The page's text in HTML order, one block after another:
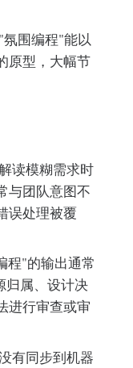
围编程"能以
原型，大幅节
读模糊需求时
与团队意图不
误处理被覆
程"的输出通常
归属、设计决
进行审查或审
有同步到机器